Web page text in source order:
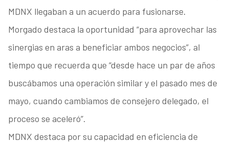
MDNX llegaban a un acuerdo para fusionarse.
Morgado destaca la oportunidad “para aprovechar las
sinergias en aras a beneficiar ambos negocios”, al
tiempo que recuerda que “desde hace un par de años
buscábamos una operación similar y el pasado mes de
mayo, cuando cambiamos de consejero delegado, el
proceso se aceleró”.
MDNX destaca por su capacidad en eficiencia de